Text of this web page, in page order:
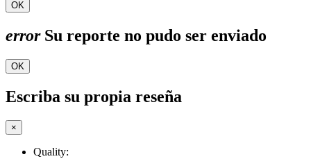
OK
errorSu reporte no pudo ser enviado
OK
Escriba su propia reseña
×
Quality: